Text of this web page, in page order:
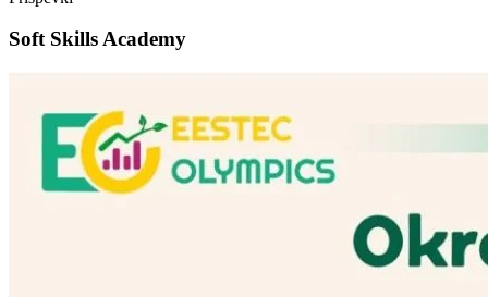
Soft Skills Academy